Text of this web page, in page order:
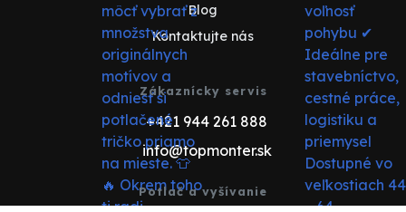
Blog
Kontaktujte nás
Zákaznícky servis
+421 944 261 888
info@topmonter.sk
Potlač a vyšívanie